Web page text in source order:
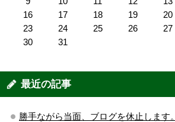
16
17 18 19 20
23
24 25 26 27
30
31
最近の記事
勝手ながら当面、ブログを休止します。